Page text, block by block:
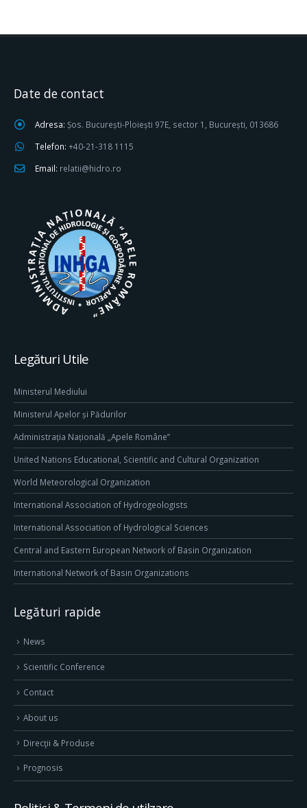
Date de contact
Adresa: Șos. București-Ploiești 97E, sector 1, București, 013686
Telefon: +40-21-318 1115
Email: relatii@hidro.ro
Legături Utile
Ministerul Mediului
Ministerul Apelor și Pădurilor
Administrația Națională „Apele Române”
United Nations Educational, Scientific and Cultural Organization
World Meteorological Organization
International Association of Hydrogeologists
International Association of Hydrological Sciences
Central and Eastern European Network of Basin Organization
International Network of Basin Organizations
Legături rapide
News
Scientific Conference
Contact
About us
Direcţii & Produse
Prognosis